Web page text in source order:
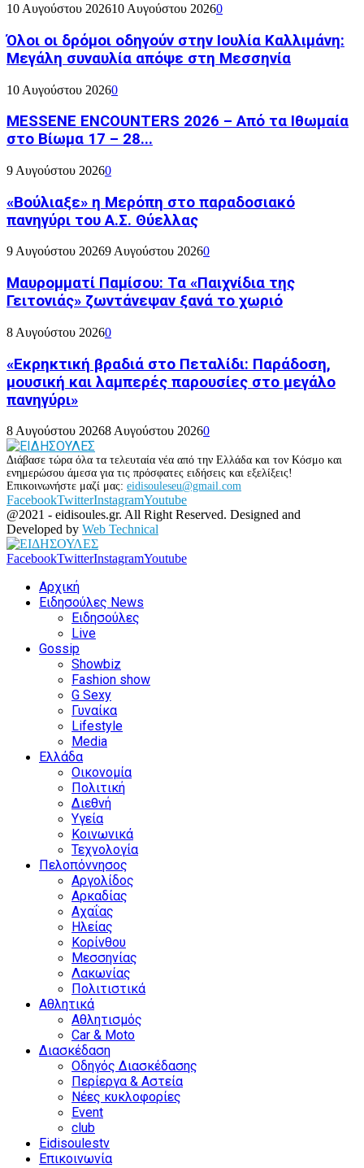
10 Αυγούστου 202610 Αυγούστου 20260
Όλοι οι δρόμοι οδηγούν στην Ιουλία Καλλιμάνη:
Μεγάλη συναυλία απόψε στη Μεσσηνία
10 Αυγούστου 20260
MESSENE ENCOUNTERS 2026 – Από τα Ιθωμαία
στο Βίωμα 17 – 28...
9 Αυγούστου 20260
«Βούλιαξε» η Μερόπη στο παραδοσιακό
πανηγύρι του Α.Σ. Θύελλας
9 Αυγούστου 20269 Αυγούστου 20260
Μαυρομματί Παμίσου: Τα «Παιχνίδια της
Γειτονιάς» ζωντάνεψαν ξανά το χωριό
8 Αυγούστου 20260
«Εκρηκτική βραδιά στο Πεταλίδι: Παράδοση,
μουσική και λαμπερές παρουσίες στο μεγάλο
πανηγύρι»
8 Αυγούστου 20268 Αυγούστου 20260
Διάβασε τώρα όλα τα τελευταία νέα από την Ελλάδα και τον Κόσμο και
ενημερώσου άμεσα για τις πρόσφατες ειδήσεις και εξελίξεις!
Επικοινωνήστε μαζί μας: eidisouleseu@gmail.com
FacebookTwitterInstagramYoutube
@2021 - eidisoules.gr. All Right Reserved. Designed and
Developed by Web Technical
FacebookTwitterInstagramYoutube
Αρχική
Ειδησούλες News
Ειδησούλες
Live
Gossip
Showbiz
Fashion show
G Sexy
Γυναίκα
Lifestyle
Media
Ελλάδα
Οικονομία
Πολιτική
Διεθνή
Υγεία
Κοινωνικά
Τεχνολογία
Πελοπόννησος
Αργολίδος
Αρκαδίας
Αχαΐας
Ηλείας
Κορίνθου
Μεσσηνίας
Λακωνίας
Πολιτιστικά
Αθλητικά
Αθλητισμός
Car & Moto
Διασκέδαση
Οδηγός Διασκέδασης
Περίεργα & Αστεία
Νέες κυκλοφορίες
Event
club
Eidisoulestv
Επικοινωνία